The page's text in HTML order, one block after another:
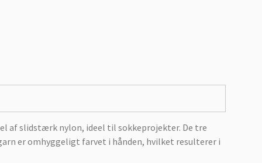
af slidstærk nylon, ideel til sokkeprojekter. De tre
er omhyggeligt farvet i hånden, hvilket resulterer i